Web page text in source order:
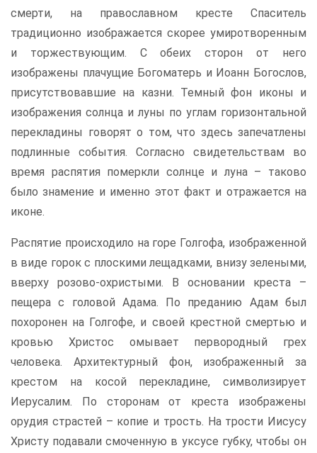
смерти, на православном кресте Спаситель
традиционно изображается скорее умиротворенным
и торжествующим. С обеих сторон от него
изображены плачущие Богоматерь и Иоанн Богослов,
присутствовавшие на казни. Темный фон иконы и
изображения солнца и луны по углам горизонтальной
перекладины говорят о том, что здесь запечатлены
подлинные события. Согласно свидетельствам во
время распятия померкли солнце и луна – таково
было знамение и именно этот факт и отражается на
иконе.
Распятие происходило на горе Голгофа, изображенной
в виде горок с плоскими лещадками, внизу зелеными,
вверху розово-охристыми. В основании креста –
пещера с головой Адама. По преданию Адам был
похоронен на Голгофе, и своей крестной смертью и
кровью Христос омывает первородный грех
человека. Архитектурный фон, изображенный за
крестом на косой перекладине, символизирует
Иерусалим. По сторонам от креста изображены
орудия страстей – копие и трость. На трости Иисусу
Христу подавали смоченную в уксусе губку, чтобы он